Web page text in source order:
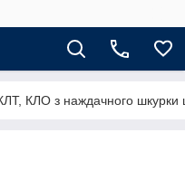
КЛО з наждачного шкурки